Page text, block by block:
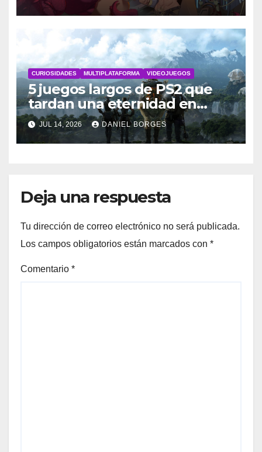
CURIOSIDADES MULTIPLATAFORMA VIDEOJUEGOS
5 juegos largos de PS2 que
tardan una eternidad en
completarse
JUL 14, 2026 DANIEL BORGES
Deja una respuesta
Tu dirección de correo electrónico no será publicada.
Los campos obligatorios están marcados con *
Comentario *